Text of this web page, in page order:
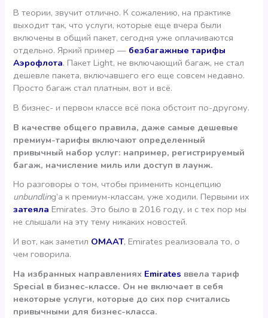
В теории, звучит отлично. К сожалению, на практике
выходит так, что услуги, которые еще вчера были
включены в общий пакет, сегодня уже оплачиваются
отдельно. Яркий пример — безбагажные тарифы
Аэрофлота. Пакет Light, не включающий багаж, не стал
дешевле пакета, включавшего его еще совсем недавно.
Просто багаж стал платным, вот и всё.
В бизнес- и первом классе всё пока обстоит по-другому.
В качестве общего правила, даже самые дешевые
премиум-тарифы включают определенный
привычный набор услуг: например, регистрируемый
багаж, начисление миль или доступ в лаунж.
Но разговоры о том, чтобы применить концепцию
unbundling’а к премиум-классам, уже ходили. Первыми их
затеяла Emirates. Это было в 2016 году, и с тех пор мы
не слышали на эту тему никаких новостей.
И вот, как заметил OMAAT, Emirates реализовала то, о
чем говорила.
На избранных направлениях Emirates ввела тариф
Special в бизнес-классе. Он не включает в себя
некоторые услуги, которые до сих пор считались
привычными для бизнес-класса.